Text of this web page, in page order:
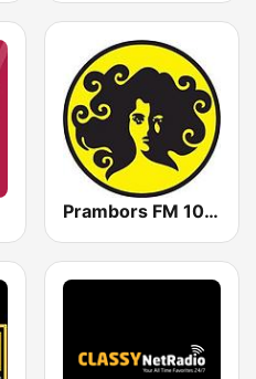
Prambors FM 102.2 Jakarta